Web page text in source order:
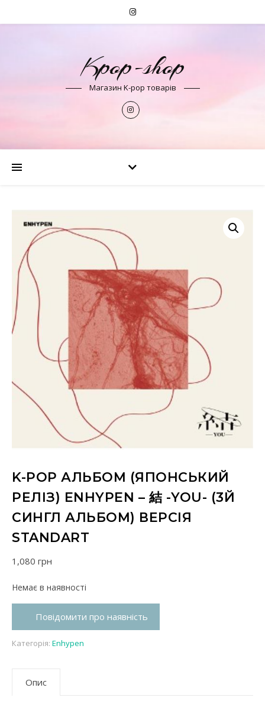
Kpop-shop
Магазин K-pop товарів
K-POP АЛЬБОМ (ЯПОНСЬКИЙ
РЕЛІЗ) ENHYPEN – 結 -YOU- (3Й
СИНГЛ АЛЬБОМ) ВЕРСІЯ
STANDART
1,080 грн
Немає в наявності
Повідомити про наявність
Категорія: Enhypen
Опис